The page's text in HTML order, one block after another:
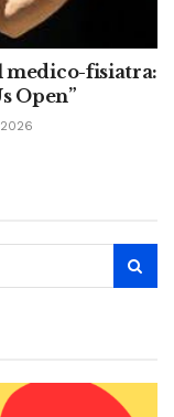
medico-fisiatra:
Open”